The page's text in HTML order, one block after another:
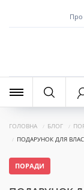
Про
ГОЛОВНА БЛОГ
ПОДАРУНОК ДЛЯ
ПОРАДИ